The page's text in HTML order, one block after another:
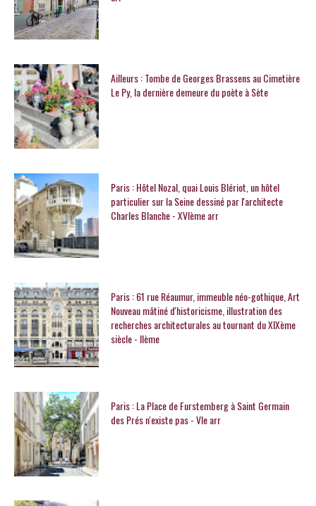
Ailleurs : Tombe de Georges Brassens au Cimetière
Le Py, la dernière demeure du poète à Sète
Paris : Hôtel Nozal, quai Louis Blériot, un hôtel
particulier sur la Seine dessiné par l'architecte
Charles Blanche - XVIème arr
Paris : 61 rue Réaumur, immeuble néo-gothique, Art
Nouveau mâtiné d'historicisme, illustration des
recherches architecturales au tournant du XIXème
siècle - IIème
Paris : La Place de Furstemberg à Saint Germain
des Prés n'existe pas - VIe arr